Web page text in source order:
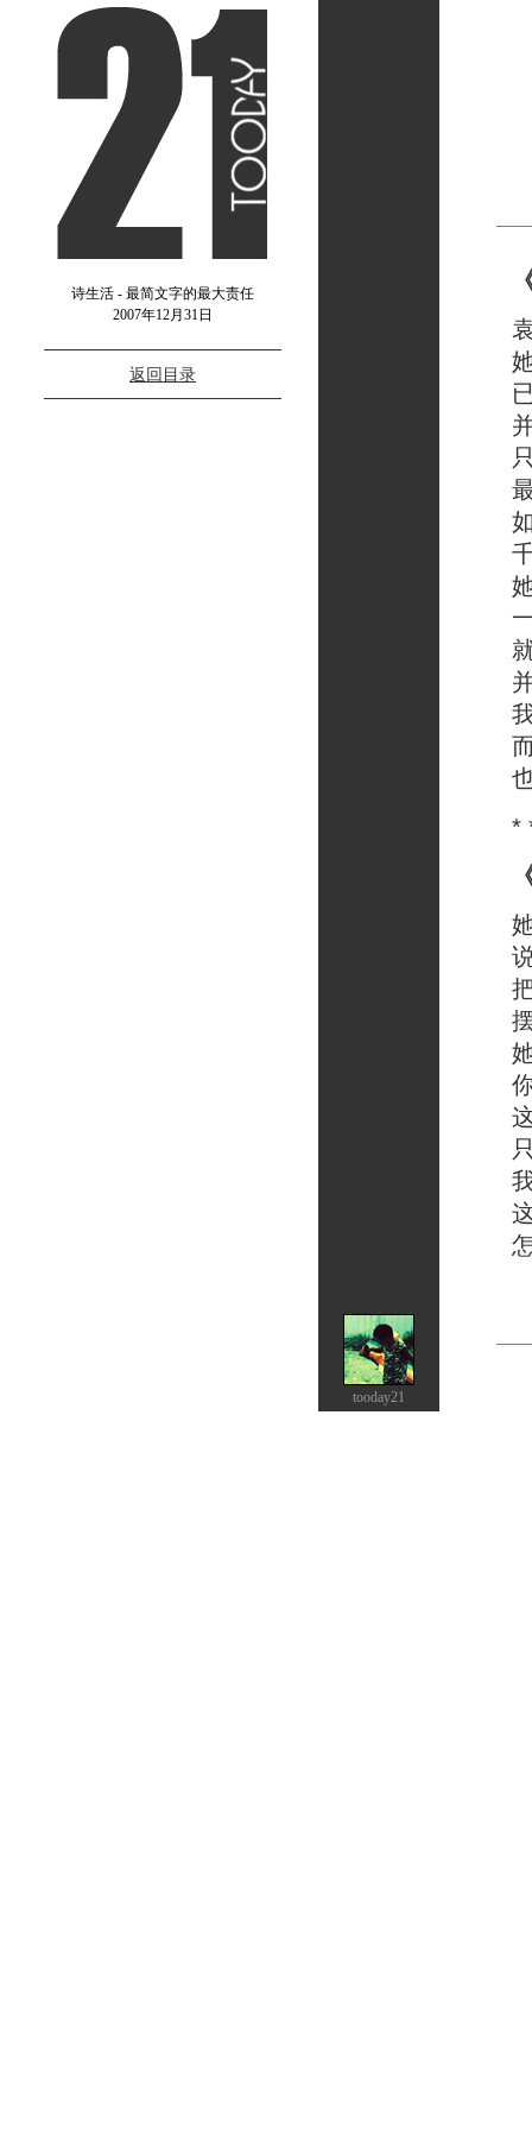
诗生活 - 最简文字的最大责任
2007年12月31日
返回目录
tooday21
袁
她
已
并
只
最
如
千
她
一
就
并
我
而
也
* *
她
说
把
摆
她
你
这
只
我
这
怎